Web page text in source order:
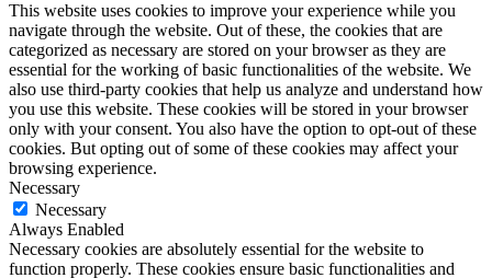
This website uses cookies to improve your experience while you
navigate through the website. Out of these, the cookies that are
categorized as necessary are stored on your browser as they are
essential for the working of basic functionalities of the website. We
also use third-party cookies that help us analyze and understand how
you use this website. These cookies will be stored in your browser
only with your consent. You also have the option to opt-out of these
cookies. But opting out of some of these cookies may affect your
browsing experience.
Necessary
Necessary
Always Enabled
Necessary cookies are absolutely essential for the website to
function properly. These cookies ensure basic functionalities and